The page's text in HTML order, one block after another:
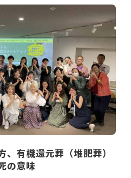
、有機還元葬（堆肥葬）
の意味